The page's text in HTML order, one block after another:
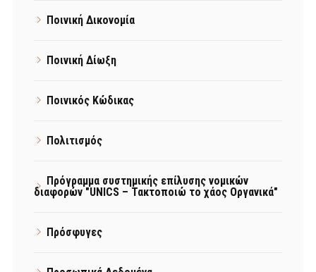
Ποινική Δικονομία
Ποινική Δίωξη
Ποινικός Κώδικας
Πολιτισμός
Πρόγραμμα συστημικής επίλυσης νομικών
διαφορών "UNICS – Τακτοποιώ το χάος Οργανικά"
Πρόσφυγες